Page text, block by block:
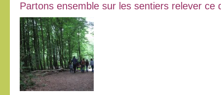
Partons ensemble sur les sentiers relever ce